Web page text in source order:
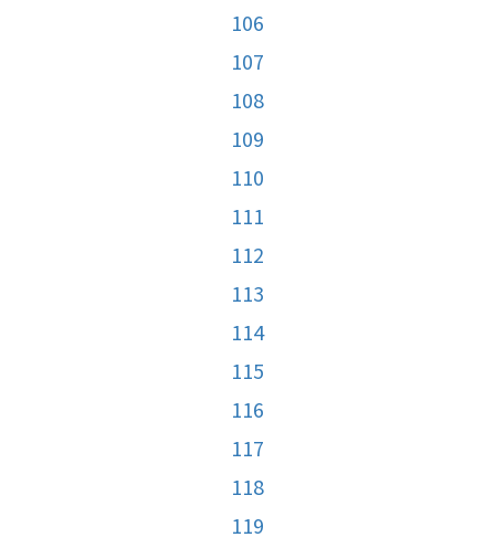
106
107
108
109
110
111
112
113
114
115
116
117
118
119